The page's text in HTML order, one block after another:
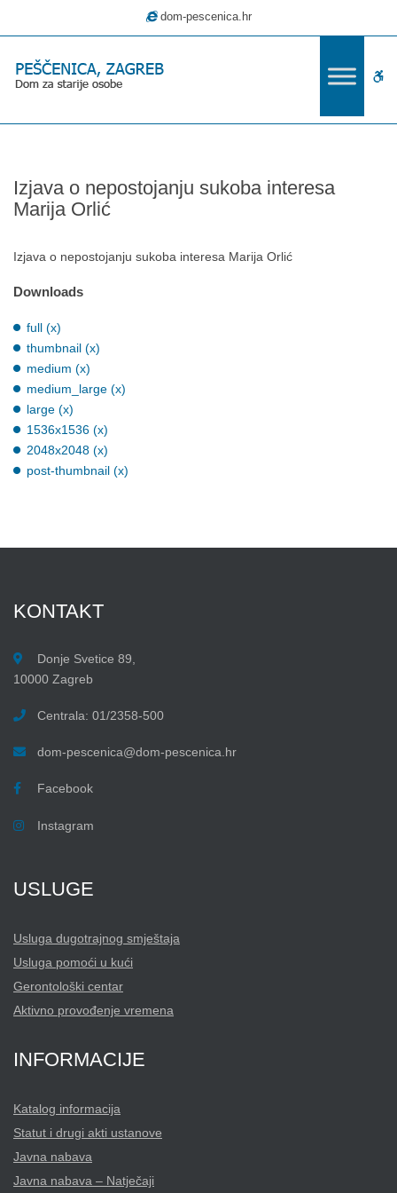
nepostojanju
sukoba
dom-pescenica.hr
Izjava o nepostojanju sukoba interesa
Marija Orlić
Izjava o nepostojanju sukoba interesa Marija Orlić
Downloads
full (x)
thumbnail (x)
medium (x)
medium_large (x)
large (x)
1536x1536 (x)
2048x2048 (x)
post-thumbnail (x)
KONTAKT
Donje Svetice 89,
10000 Zagreb
Centrala: 01/2358-500
dom-pescenica@dom-pescenica.hr
Facebook
Instagram
USLUGE
Usluga dugotrajnog smještaja
Usluga pomoći u kući
Gerontološki centar
Aktivno provođenje vremena
INFORMACIJE
Katalog informacija
Statut i drugi akti ustanove
Javna nabava
Javna nabava – Natječaji